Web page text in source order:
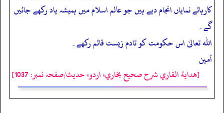
کارہائے نمایاں انجام دیے ہیں جو عالم اسلام میں ہمیشہ یاد رکھے جائیں
گے۔
اللہ تعالیٰ اس حکومت کو تادم زیست قائم رکھے۔
آمین
[هداية القاري شرح صحيح بخاري، اردو، حدیث/صفحہ نمبر: 1037]